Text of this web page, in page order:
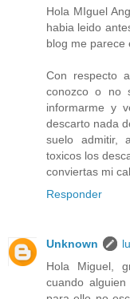
Hola MIguel
habia leido
blog me parece
Con respecto
conozco o no
informarme y
descarto nada
suelo admitir,
toxicos los
conviertas mi
Responder
Unknown
Hola Miguel,
cuando